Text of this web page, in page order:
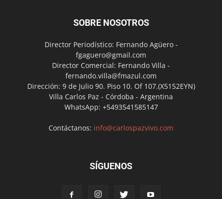
SOBRE NOSOTROS
Director Periodístico: Fernando Agüero -
fgaguero@gmail.com
Director Comercial: Fernando Villa -
fernando.villa@fmazul.com
Dirección: 9 de Julio 90. Piso 10. Of 107.(X5152EYN)
Villa Carlos Paz - Córdoba - Argentina
WhatsApp: +5493541585147
Contáctanos: info@carlospazvivo.com
SÍGUENOS